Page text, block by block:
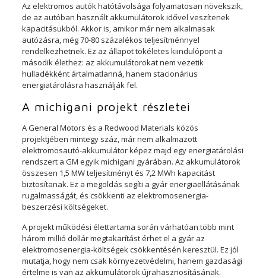
Az elektromos autók hatótávolsága folyamatosan növekszik,
de az autóban használt akkumulátorok idővel veszítenek
kapacitásukból. Akkor is, amikor már nem alkalmasak
autózásra, még 70-80 százalékos teljesítménnyel
rendelkezhetnek. Ez az állapot tökéletes kiindulópont a
második élethez: az akkumulátorokat nem vezetik
hulladékként ártalmatlanná, hanem stacionárius
energiatárolásra használják fel.
A michigani projekt részletei
A General Motors és a Redwood Materials közös
projektjében mintegy száz, már nem alkalmazott
elektromosautó-akkumulátor képez majd egy energiatárolási
rendszert a GM egyik michigani gyárában. Az akkumulátorok
összesen 1,5 MW teljesítményt és 7,2 MWh kapacitást
biztosítanak. Ez a megoldás segíti a gyár energiaellátásának
rugalmasságát, és csökkenti az elektromosenergia-
beszerzési költségeket.
A projekt működési élettartama során várhatóan több mint
három millió dollár megtakarítást érhet el a gyár az
elektromosenergia-költségek csökkentésén keresztül. Ez jól
mutatja, hogy nem csak környezetvédelmi, hanem gazdasági
értelme is van az akkumulátorok újrahasznosításának.